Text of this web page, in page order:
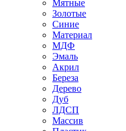
Мятные
Золотые
Синие
Материал
МДФ
Эмаль
Акрил
Береза
Дерево
Дуб
ЛДСП
Массив